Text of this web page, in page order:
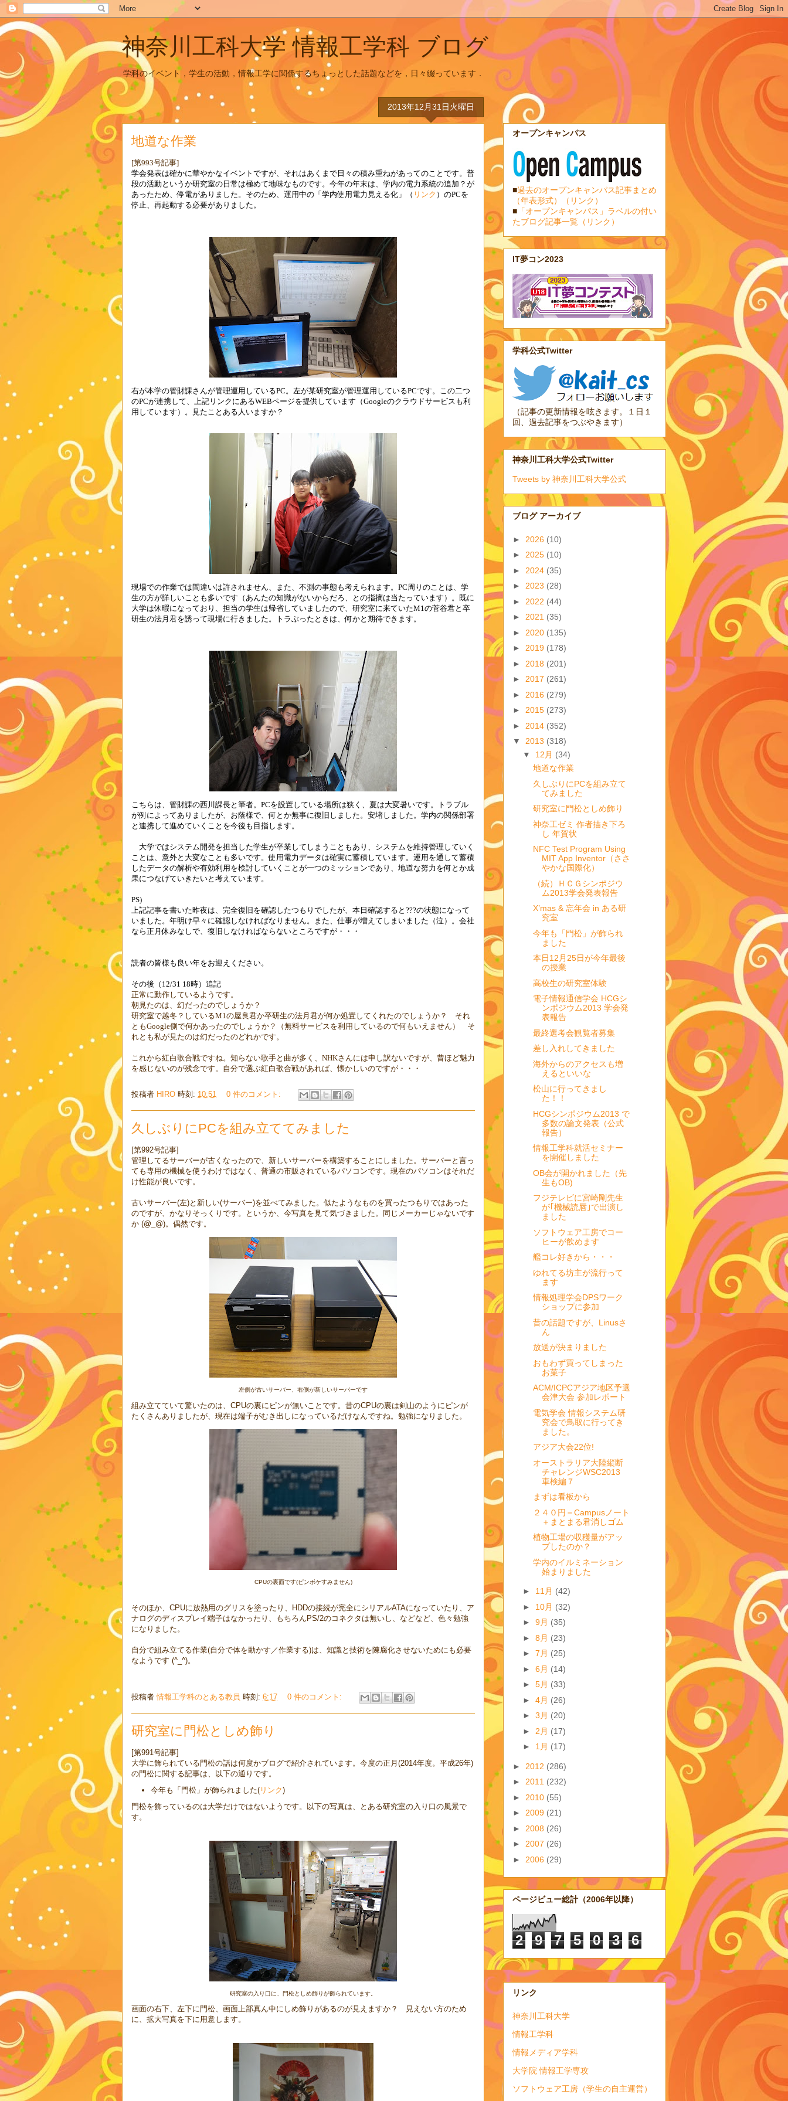
神奈川工科大学 情報工学科 ブログ
学科のイベント，学生の活動，情報工学に関係するちょっとした話題などを，日々綴っています．
2013年12月31日火曜日
地道な作業
[第993号記事]
学会発表は確かに華やかなイベントですが、それはあくまで日々の積み重ねがあってのことです。普
段の活動というか研究室の日常は極めて地味なものです。今年の年末は、学内の電力系統の追加？が
あったため、停電がありました。そのため、運用中の「学内使用電力見える化」（ リンク ）のPCを
停止、再起動する必要がありました。
右が本学の管財課さんが管理運用しているPC。左が某研究室が管理運用しているPCです。この二つ
のPCが連携して、上記リンクにあるWEBページを提供しています（Googleのクラウドサービスも利
用しています）。見たことある人いますか？
現場での作業では間違いは許されません、また、不測の事態も考えられます。 PC周りのことは、学
生の方が詳しいことも多いです（あんたの知識がないからだろ、との指摘は当たっています）。既に
大学は休暇になっており、担当の学生は帰省していましたので、研究室に来ていたM1の菅谷君と卒
研生の法月君を誘って現場に行きました。トラぶったときは、何かと期待できます。
こちらは、管財課の西川課長と筆者。 PCを設置している場所は狭く、夏は大変暑いです。トラブル
が例によってありましたが、お蔭様で、何とか無事に復旧しました。安堵しました。学内の関係部署
と連携して進めていくことを今後も目指します。
大学ではシステム開発を担当した学生が卒業してしまうこともあり、システムを維持管理していく
ことは、意外と大変なことも多いです。使用電力データは確実に蓄積しています。運用を通して蓄積
したデータの解析や有効利用を検討していくことが一つのミッションであり、地道な努力を何とか成
果につなげていきたいと考えています。
PS)
上記記事を書いた昨夜は、完全復旧を確認したつもりでしたが、本日確認すると ???の状態になって
いました。年明け早々に確認しなければなりません。また、仕事が増えてしまいました（泣）。会社
なら正月休みなしで、復旧しなければならないところですが・・・
読者の皆様も良い年をお迎えください。
その後（12/31 18時）追記
正常に動作しているようです。
朝見たのは、幻だったのでしょうか？
研究室で越冬？しているM1の屋良君か卒研生の法月君が何か処置してくれたのでしょうか？ それ
ともGoogle側で何かあったのでしょうか？（無料サービスを利用しているので何もいえません） そ
れとも私が見たのは幻だったのどれかです。
これから紅白歌合戦ですね。知らない歌手と曲が多く、NHKさんには申し訳ないですが、昔ほど魅力
を感じないのが残念です。自分で選ぶ紅白歌合戦があれば、懐かしいのですが・・・
投稿者 HIRO 時刻: 10:51 0 件のコメント:
久しぶりにPCを組み立ててみました
[第992号記事]
管理してるサーバーが古くなったので、新しいサーバーを構築することにしました。サーバーと言っ
ても専用の機械を使うわけではなく、普通の市販されているパソコンです。現在のパソコンはそれだ
け性能が良いです。
古いサーバー(左)と新しい(サーバー)を並べてみました。似たようなものを買ったつもりではあった
のですが、かなりそっくりです。というか、今写真を見て気づきました。同じメーカーじゃないです
か (@_@)。偶然です。
左側が古いサーバー、右側が新しいサーバーです
組み立てていて驚いたのは、CPUの裏にピンが無いことです。昔のCPUの裏は剣山のようにピンが
たくさんありましたが、現在は端子がむき出しになっているだけなんですね。勉強になりました。
CPUの裏面です(ピンボケすみません)
そのほか、CPUに放熱用のグリスを塗ったり、HDDの接続が完全にシリアルATAになっていたり、ア
ナログのディスプレイ端子はなかったり、もちろんPS/2のコネクタは無いし、などなど、色々勉強
になりました。
自分で組み立てる作業(自分で体を動かす／作業する)は、知識と技術を陳腐化させないためにも必要
なようです (^_^)。
投稿者情報工学科のとある教員 時刻: 6:17 0 件のコメント:
研究室に門松としめ飾り
[第991号記事]
大学に飾られている門松の話は何度かブログで紹介されています。今度の正月(2014年度。平成26年)
の門松に関する記事は、以下の通りです。
今年も「門松」が飾られました(リンク)
門松を飾っているのは大学だけではないようです。以下の写真は、とある研究室の入り口の風景で
す。
研究室の入り口に、門松としめ飾りが飾られています。
画面の右下、左下に門松、画面上部真ん中にしめ飾りがあるのが見えますか？ 見えない方のため
に、拡大写真を下に用意します。
オープンキャンパス
■過去のオープンキャンパス記事まとめ
（年表形式）（リンク）
■ 「オープンキャンパス」ラベルの付い
たブログ記事一覧（リンク）
IT夢コン2023
学科公式Twitter
（記事の更新情報を呟きます。１日１
回、過去記事をつぶやきます）
神奈川工科大学公式Twitter
Tweets by 神奈川工科大学公式
ブログ アーカイブ
► 2026 (10)
► 2025 (10)
► 2024 (35)
► 2023 (28)
► 2022 (44)
► 2021 (35)
► 2020 (135)
► 2019 (178)
► 2018 (201)
► 2017 (261)
► 2016 (279)
► 2015 (273)
► 2014 (352)
▼ 2013 (318)
▼ 12月 (34)
地道な作業
久しぶりにPCを組み立て
てみました
研究室に門松としめ飾り
神奈工ゼミ 作者描き下ろ
し 年賀状
NFC Test Program Using
MIT App Inventor（ささ
やかな国際化）
（続）ＨＣＧシンポジウ
ム2013学会発表報告
X’mas & 忘年会 in ある研
究室
今年も「門松」が飾られ
ました
本日12月25日が今年最後
の授業
高校生の研究室体験
電子情報通信学会 HCGシ
ンポジウム2013 学会発
表報告
最終選考会観覧者募集
差し入れしてきました
海外からのアクセスも増
えるといいな
松山に行ってきまし
た！！
HCGシンポジウム2013 で
多数の論文発表（公式
報告）
情報工学科就活セミナー
を開催しました
OB会が開かれました（先
生もOB)
フジテレビに宮崎剛先生
が｢機械読唇｣で出演し
ました
ソフトウェア工房でコー
ヒーが飲めます
艦コレ好きから・・・
ゆれてる坊主が流行って
ます
情報処理学会DPSワーク
ショップに参加
昔の話題ですが、Linusさ
ん
放送が決まりました
おもわず買ってしまった
お菓子
ACM/ICPCアジア地区予選
会津大会 参加レポート
電気学会 情報システム研
究会で鳥取に行ってき
ました。
アジア大会22位!
オーストラリア大陸縦断
チャレンジWSC2013
車検編７
まずは看板から
２４０円＝Campusノート
＋まとまる君消しゴム
植物工場の収穫量がアッ
プしたのか？
学内のイルミネーション
始まりました
► 11月 (42)
► 10月 (32)
► 9月 (35)
► 8月 (23)
► 7月 (25)
► 6月 (14)
► 5月 (33)
► 4月 (26)
► 3月 (20)
► 2月 (17)
► 1月 (17)
► 2012 (286)
► 2011 (232)
► 2010 (55)
► 2009 (21)
► 2008 (26)
► 2007 (26)
► 2006 (29)
ページビュー総計（2006年以降）
2 9 7 5 0 3 6
リンク
神奈川工科大学
情報工学科
情報メディア学科
大学院 情報工学専攻
ソフトウェア工房（学生の自主運営）